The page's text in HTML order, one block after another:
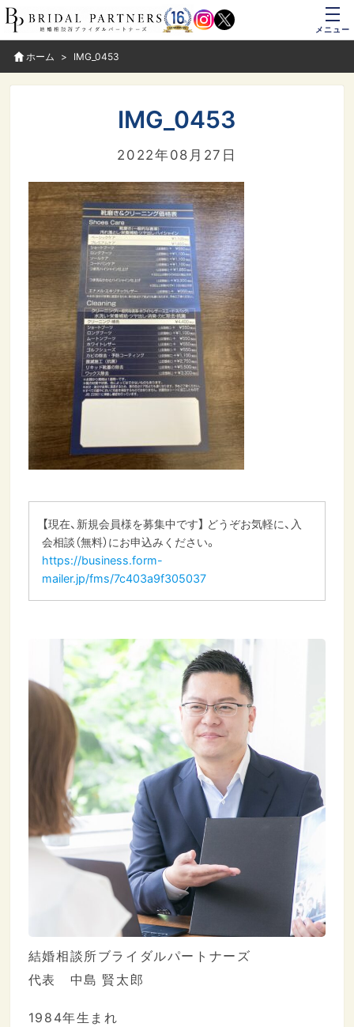
メニュー
ホーム IMG_0453
IMG_0453
2022年08月27日
【現在、新規会員様を募集中です】 どうぞお気軽に、入
会相談（無料）にお申込みください。
https://business.form-
mailer.jp/fms/7c403a9f305037
結婚相談所ブライダルパートナーズ
代表 中島 賢太郎
1984年生まれ